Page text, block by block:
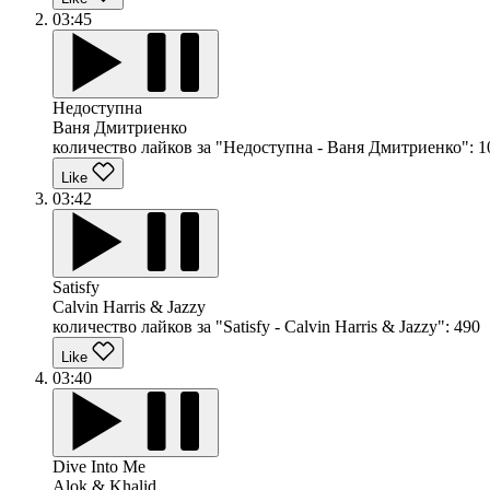
03:45
Недоступна
Ваня Дмитриенко
количество лайков за "Недоступна - Ваня Дмитриенко":
Like
03:42
Satisfy
Calvin Harris & Jazzy
количество лайков за "Satisfy - Calvin Harris & Jazzy": 490
Like
03:40
Dive Into Me
Alok & Khalid